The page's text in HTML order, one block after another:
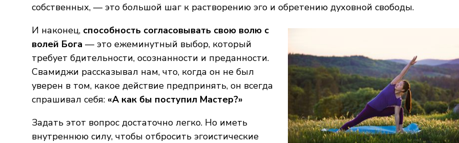
собственных, — это большой шаг к растворению эго и обретению духовной свободы.
И наконец, способность согласовывать свою волю с
волей Бога — это ежеминутный выбор, который
требует бдительности, осознанности и преданности.
Свамиджи рассказывал нам, что, когда он не был
уверен в том, какое действие предпринять, он всегда
спрашивал себя: «А как бы поступил Мастер?»
Задать этот вопрос достаточно легко. Но иметь
внутреннюю силу, чтобы отбросить эгоистические